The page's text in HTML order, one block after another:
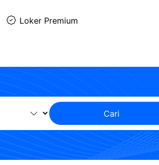
Loker Premium
Cari